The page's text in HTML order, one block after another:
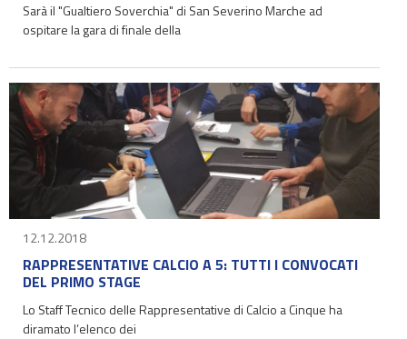
Sarà il "Gualtiero Soverchia" di San Severino Marche ad
ospitare la gara di finale della
12.12.2018
RAPPRESENTATIVE CALCIO A 5: TUTTI I CONVOCATI
DEL PRIMO STAGE
Lo Staff Tecnico delle Rappresentative di Calcio a Cinque ha
diramato l’elenco dei